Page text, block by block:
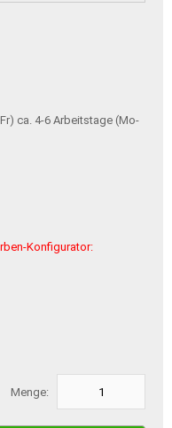
ca. 4-6 Arbeitstage (Mo-
Konfigurator:
Menge: